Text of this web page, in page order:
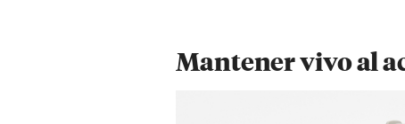
Mantener vivo al